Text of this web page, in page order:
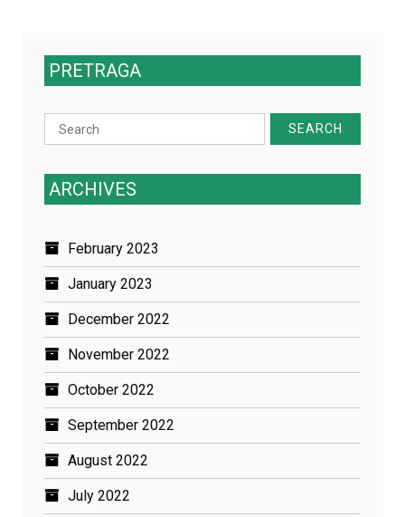
PRETRAGA
Search
for:
ARCHIVES
February 2023
January 2023
December 2022
November 2022
October 2022
September 2022
August 2022
July 2022